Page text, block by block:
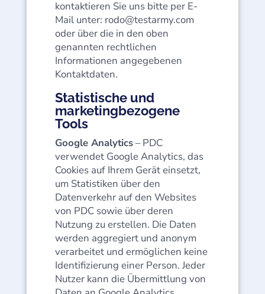
kontaktieren Sie uns bitte per E-
Mail unter: rodo@testarmy.com
oder über die in den oben
genannten rechtlichen
Informationen angegebenen
Kontaktdaten.
Statistische und
marketingbezogene
Tools
Google Analytics– PDC
verwendet Google Analytics, das
Cookies auf Ihrem Gerät einsetzt,
um Statistiken über den
Datenverkehr auf den Websites
von PDC sowie über deren
Nutzung zu erstellen. Die Daten
werden aggregiert und anonym
verarbeitet und ermöglichen keine
Identifizierung einer Person. Jeder
Nutzer kann die Übermittlung von